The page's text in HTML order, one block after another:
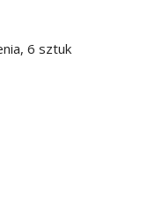
6 sztuk